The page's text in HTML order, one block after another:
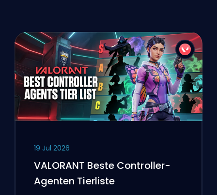
19 Jul 2026
VALORANT Beste Controller-
Agenten Tierliste